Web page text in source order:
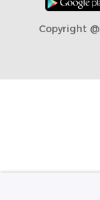
Copyright